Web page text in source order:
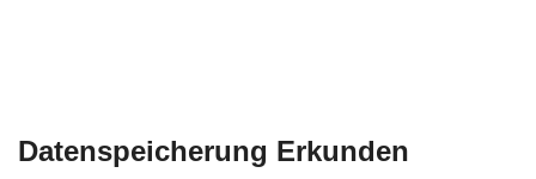
Datenspeicherung Erkunden